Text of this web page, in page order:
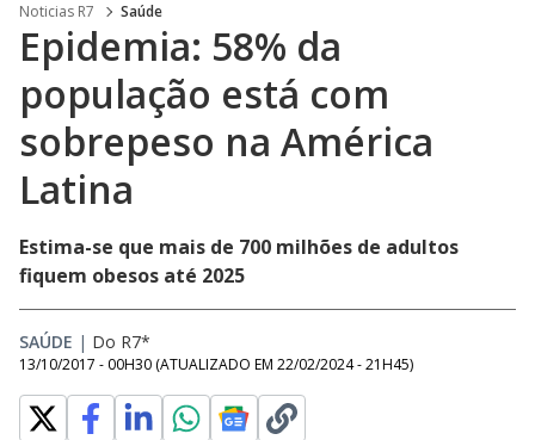
Noticias R7 Saúde
Epidemia: 58% da
população está com
sobrepeso na América
Latina
Estima-se que mais de 700 milhões de adultos
fiquem obesos até 2025
SAÚDE | Do R7*
13/10/2017 - 00H30 (ATUALIZADO EM 22/02/2024 - 21H45)